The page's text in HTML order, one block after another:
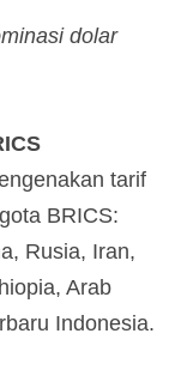
dolar
tarif
BRICS:
Rusia, Iran,
Arab
Indonesia.